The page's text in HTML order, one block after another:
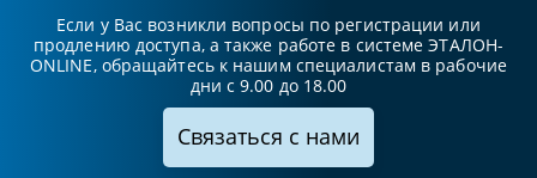
Если у Вас возникли вопросы по регистрации или
продлению доступа, а также работе в системе ЭТАЛОН-
ONLINE, обращайтесь к нашим специалистам в рабочие
дни с 9.00 до 18.00
Связаться с нами